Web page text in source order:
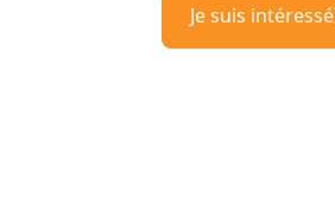
Je suis intéressé